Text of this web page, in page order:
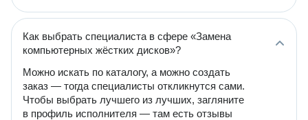
Как выбрать специалиста в сфере «Замена
компьютерных жёстких дисков»?
Можно искать по каталогу, а можно создать
заказ — тогда специалисты откликнутся сами.
Чтобы выбрать лучшего из лучших, загляните
в профиль исполнителя — там есть отзывы